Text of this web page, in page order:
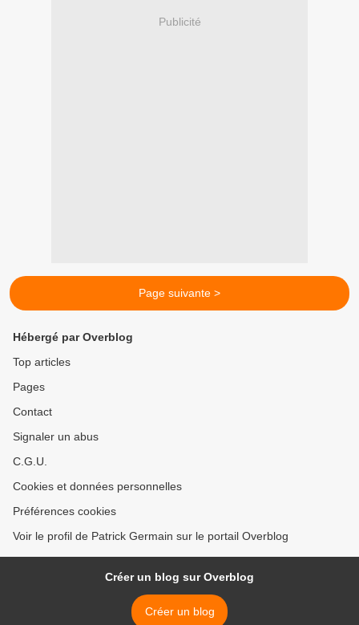
Publicité
Page suivante >
Hébergé par Overblog
Top articles
Pages
Contact
Signaler un abus
C.G.U.
Cookies et données personnelles
Préférences cookies
Voir le profil de Patrick Germain sur le portail Overblog
Créer un blog sur Overblog
Créer un blog